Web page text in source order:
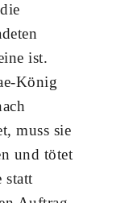
ist.
König
muss sie
und tötet
statt